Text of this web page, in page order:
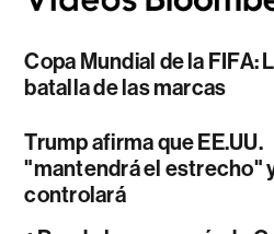
Copa Mundial de la FIFA:
batalla de las marcas
Trump afirma que EE.UU.
"mantendrá el estrecho"
controlará